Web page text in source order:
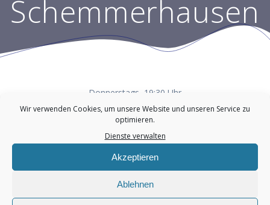
Wir verwenden Cookies, um unsere Website und unseren Service zu
optimieren.
Dienste verwalten
Akzeptieren
Ablehnen
Schemmerhausen
Donnerstags, 19:30 Uhr
Ort: Gemeindehaus Wehnrath
Info: Ute Wenigenrath (02265 9364)
Impressum